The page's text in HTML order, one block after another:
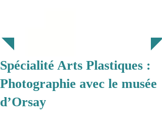
Spécialité Arts Plastiques :
Photographie avec le musée
d’Orsay